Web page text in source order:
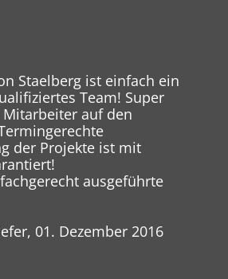
Staelberg ist einfach ein
Team! Super
auf den
der Projekte ist mit
ausgeführte
01. Dezember 2016